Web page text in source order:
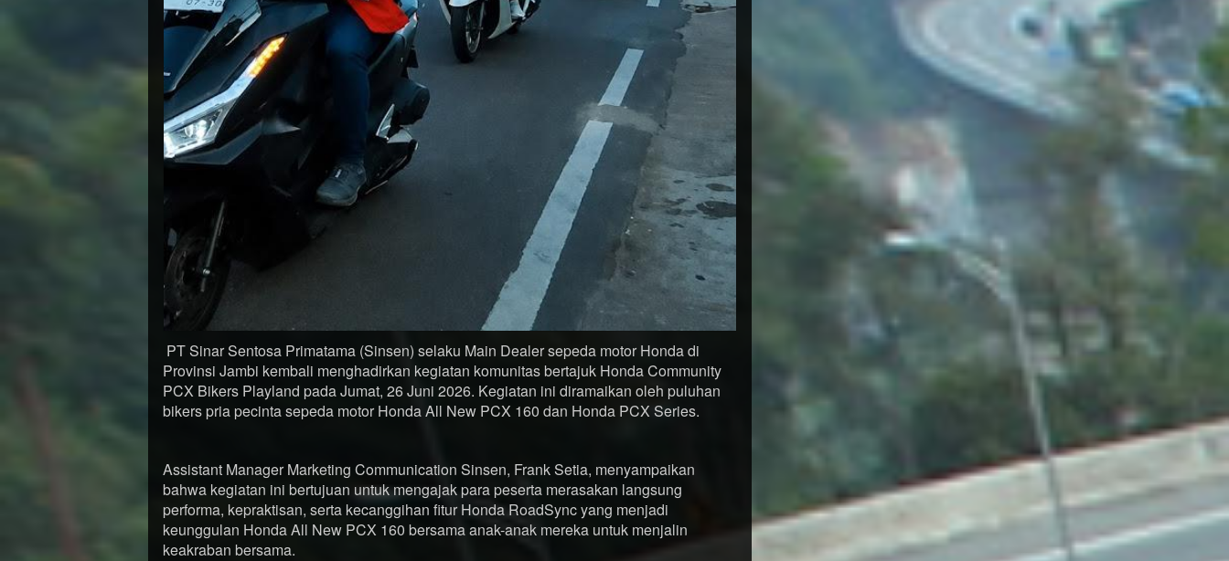
PT Sinar Sentosa Primatama (Sinsen) selaku Main Dealer sepeda motor Honda di
Provinsi Jambi kembali menghadirkan kegiatan komunitas bertajuk Honda Community
PCX Bikers Playland pada Jumat, 26 Juni 2026. Kegiatan ini diramaikan oleh puluhan
bikers pria pecinta sepeda motor Honda All New PCX 160 dan Honda PCX Series.
Assistant Manager Marketing Communication Sinsen, Frank Setia, menyampaikan
bahwa kegiatan ini bertujuan untuk mengajak para peserta merasakan langsung
performa, kepraktisan, serta kecanggihan fitur Honda RoadSync yang menjadi
keunggulan Honda All New PCX 160 bersama anak-anak mereka untuk menjalin
keakraban bersama.